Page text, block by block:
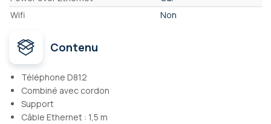
Wifi
Non
Contenu
Téléphone D812
Combiné avec cordon
Support
Câble Ethernet : 1,5 m